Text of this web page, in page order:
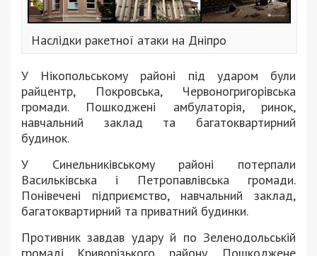
Наслідки ракетної атаки на Дніпро
У Нікопольському районі під ударом були
райцентр, Покровська, Червоногригорівська
громади. Пошкоджені амбулаторія, ринок,
навчальний заклад та багатоквартирний
будинок.
У Синельниківському районі потерпали
Васильківська і Петропавлівська громади.
Понівечені підприємство, навчальний заклад,
багатоквартирний та приватний будинки.
Противник завдав удару й по Зеленодольській